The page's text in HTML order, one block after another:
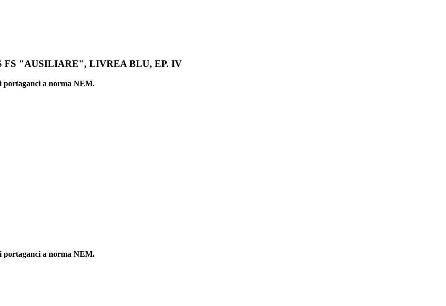
FS "AUSILIARE", LIVREA BLU, EP. IV
portaganci a norma NEM.
portaganci a norma NEM.